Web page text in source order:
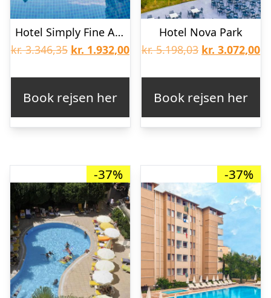
Hotel Simply Fine Alize
kr.3.346,35 Den
var:
kr. 3.346,35.
kr. 1.932,00Den
kr. 1.932,00.
Book rejsen her
Hotel Nova Park
kr.5.198,03 Den
var:
kr. 5.198,03.
kr. 3.072,00
Book rejsen her
-37% -37%